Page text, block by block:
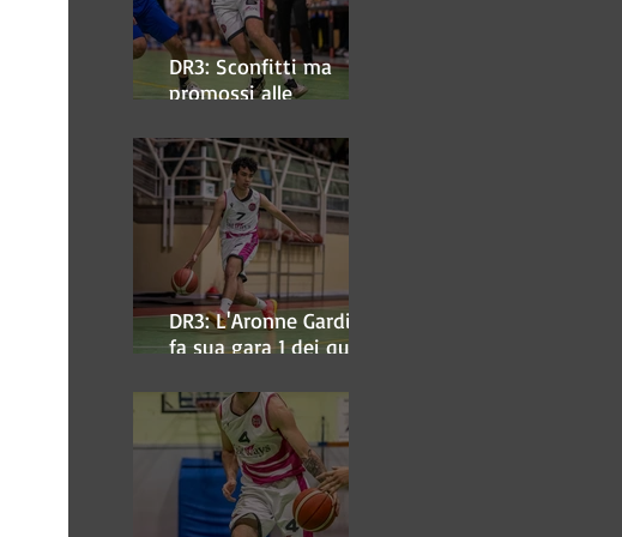
DR3: Sconfitti ma
promossi alle
DR3: L'Aronne Gardini
fa sua gara 1 dei quarti